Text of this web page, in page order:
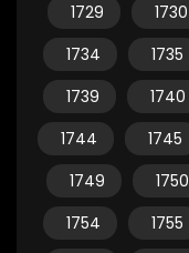
1729
1730
1734
1735
1739
1740
1744
1745
1749
1750
1754
1755